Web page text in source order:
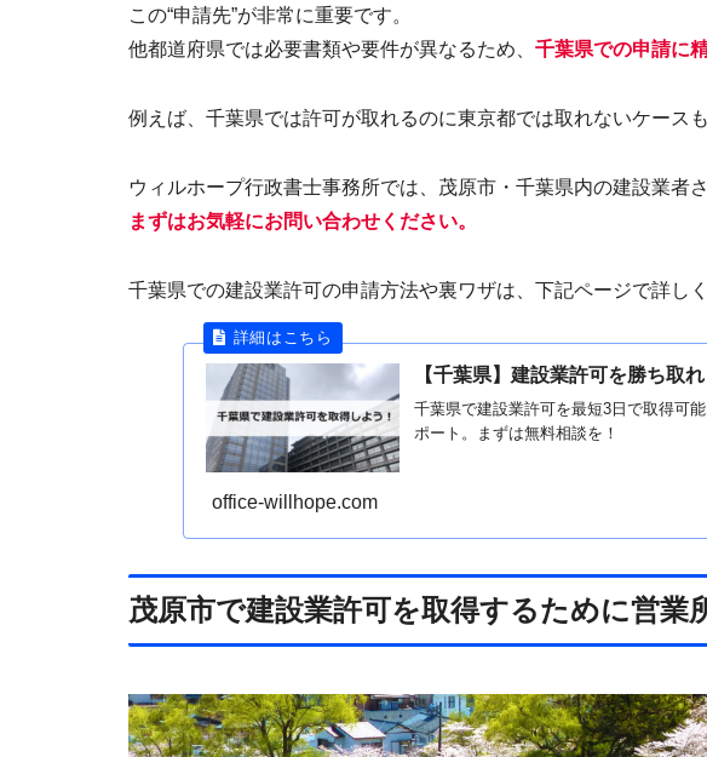
この“申請先”が非常に重要です。
他都道府県では必要書類や要件が異なるため、 千葉県での申請に
例えば、千葉県では許可が取れるのに東京都では取れないケースも
ウィルホープ行政書士事務所では、茂原市・千葉県内の建設業者
まずはお気軽にお問い合わせください。
千葉県での建設業許可の申請方法や裏ワザは、下記ページで詳し
【千葉県】建設業許可を勝ち取
千葉県で建設業許可を最短3日で取得可
ポート。まずは無料相談を！
office-willhope.com
茂原市で建設業許可を取得するために営業